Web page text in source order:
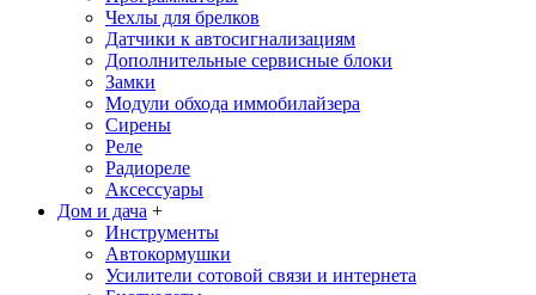
Чехлы для брелков
Датчики к автосигнализациям
Дополнительные сервисные блоки
Замки
Модули обхода иммобилайзера
Сирены
Реле
Радиореле
Аксессуары
Дом и дача +
Инструменты
Автокормушки
Усилители сотовой связи и интернета